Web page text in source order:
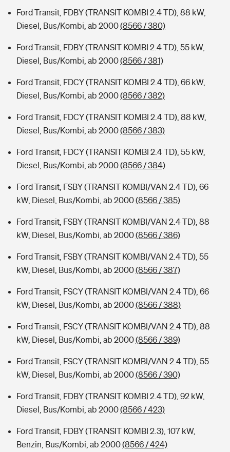
Ford Transit, FDBY (TRANSIT KOMBI 2.4 TD), 88 kW,
Diesel, Bus/Kombi, ab 2000(8566 / 380)
Ford Transit, FDBY (TRANSIT KOMBI 2.4 TD), 55 kW,
Diesel, Bus/Kombi, ab 2000(8566 / 381)
Ford Transit, FDCY (TRANSIT KOMBI 2.4 TD), 66 kW,
Diesel, Bus/Kombi, ab 2000(8566 / 382)
Ford Transit, FDCY (TRANSIT KOMBI 2.4 TD), 88 kW,
Diesel, Bus/Kombi, ab 2000(8566 / 383)
Ford Transit, FDCY (TRANSIT KOMBI 2.4 TD), 55 kW,
Diesel, Bus/Kombi, ab 2000(8566 / 384)
Ford Transit, FSBY (TRANSIT KOMBI/VAN 2.4 TD), 66
kW, Diesel, Bus/Kombi, ab 2000(8566 / 385)
Ford Transit, FSBY (TRANSIT KOMBI/VAN 2.4 TD), 88
kW, Diesel, Bus/Kombi, ab 2000(8566 / 386)
Ford Transit, FSBY (TRANSIT KOMBI/VAN 2.4 TD), 55
kW, Diesel, Bus/Kombi, ab 2000(8566 / 387)
Ford Transit, FSCY (TRANSIT KOMBI/VAN 2.4 TD), 66
kW, Diesel, Bus/Kombi, ab 2000(8566 / 388)
Ford Transit, FSCY (TRANSIT KOMBI/VAN 2.4 TD), 88
kW, Diesel, Bus/Kombi, ab 2000(8566 / 389)
Ford Transit, FSCY (TRANSIT KOMBI/VAN 2.4 TD), 55
kW, Diesel, Bus/Kombi, ab 2000(8566 / 390)
Ford Transit, FDBY (TRANSIT KOMBI 2.4 TD), 92 kW,
Diesel, Bus/Kombi, ab 2000(8566 / 423)
Ford Transit, FDBY (TRANSIT KOMBI 2.3), 107 kW,
Benzin, Bus/Kombi, ab 2000(8566 / 424)